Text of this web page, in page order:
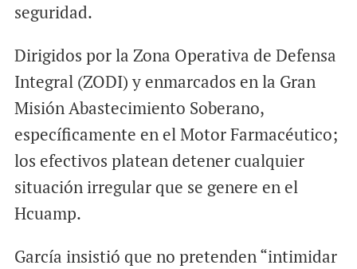
seguridad.
Dirigidos por la Zona Operativa de Defensa
Integral (ZODI) y enmarcados en la Gran
Misión Abastecimiento Soberano,
específicamente en el Motor Farmacéutico;
los efectivos platean detener cualquier
situación irregular que se genere en el
Hcuamp.
García insistió que no pretenden “intimidar